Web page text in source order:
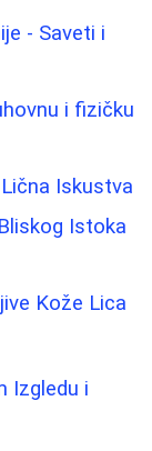
- Saveti i
i fizičku
Iskustva
Istoka
Kože Lica
Izgledu i